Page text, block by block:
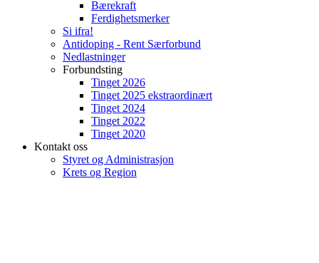
Bærekraft
Ferdighetsmerker
Si ifra!
Antidoping - Rent Særforbund
Nedlastninger
Forbundsting
Tinget 2026
Tinget 2025 ekstraordinært
Tinget 2024
Tinget 2022
Tinget 2020
Kontakt oss
Styret og Administrasjon
Krets og Region